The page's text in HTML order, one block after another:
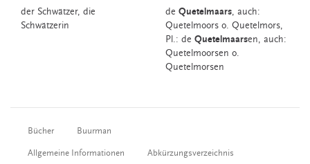
der Schwätzer, die
Schwätzerin
de Quetelmaars, auch:
Quetelmoors o. Quetelmors,
Pl.: de Quetelmaarsen, auch:
Quetelmoorsen o.
Quetelmorsen
Bücher Buurman
Allgemeine Informationen
Abkürzungsverzeichnis